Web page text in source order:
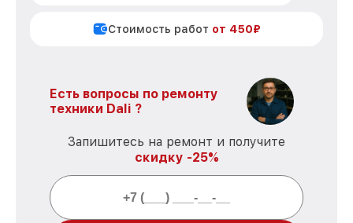
Стоимость работ от 450₽
Есть вопросы по ремонту
техники Dali ?
Запишитесь на ремонт и получите
скидку -25%